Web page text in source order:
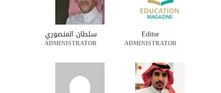
Editor
ADMINISTRATOR
سلطان المنصوري
ADMINISTRATOR